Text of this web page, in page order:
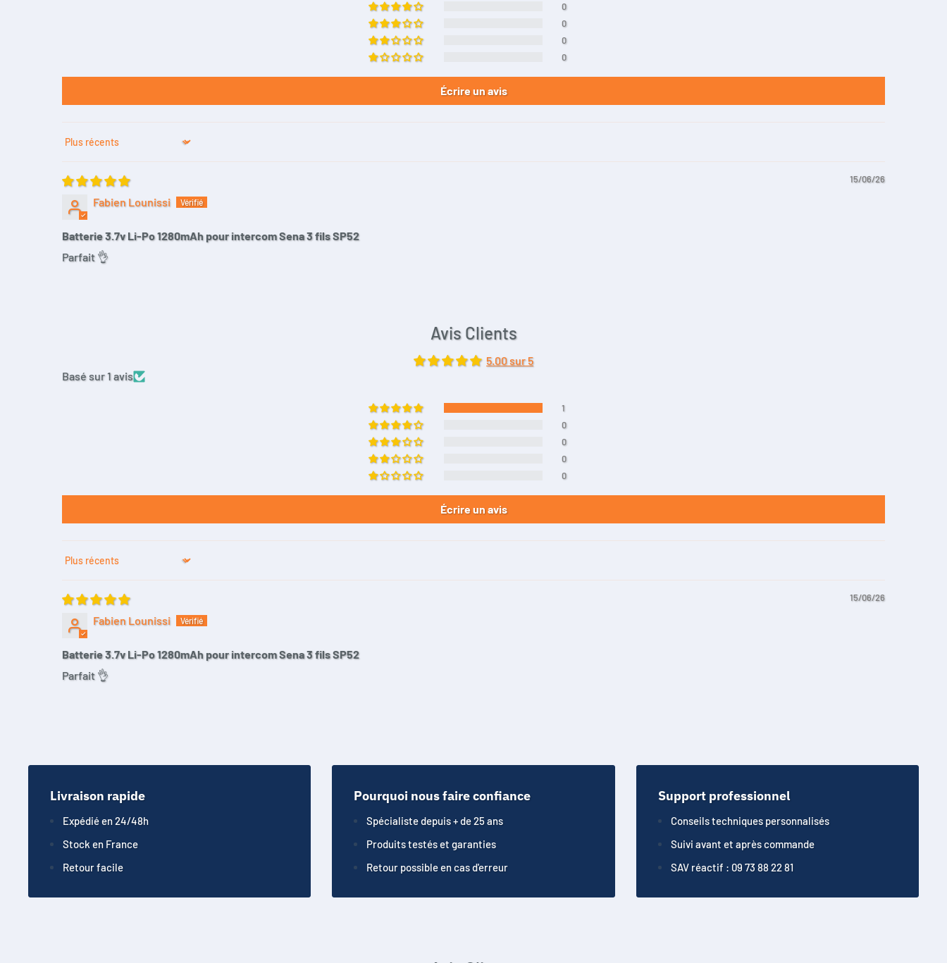
0
0
0
0
Écrire un avis
Sort by
15/06/26
Fabien Lounissi
Batterie 3.7v Li-Po 1280mAh pour intercom Sena 3 fils SP52
Parfait 👌
Avis Clients
5.00 sur 5
Basé sur 1 avis
1
0
0
0
0
Écrire un avis
Sort by
15/06/26
Fabien Lounissi
Batterie 3.7v Li-Po 1280mAh pour intercom Sena 3 fils SP52
Parfait 👌
Livraison rapide
Expédié en 24/48h
Stock en France
Retour facile
Pourquoi nous faire confiance
Spécialiste depuis + de 25 ans
Produits testés et garanties
Retour possible en cas d'erreur
Support professionnel
Conseils techniques personnalisés
Suivi avant et après commande
SAV réactif : 09 73 88 22 81